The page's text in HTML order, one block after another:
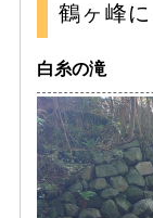
鶴ヶ峰
白糸の滝